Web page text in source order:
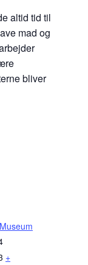
altid tid til
mad og
bliver
+